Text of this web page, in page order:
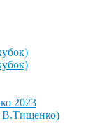
2023
В.Тищенко)